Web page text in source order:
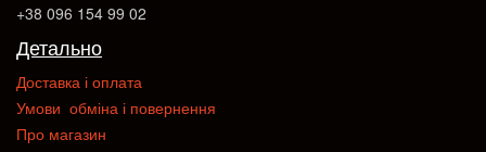
+38 096 154 99 02
Детально
Доставка і оплата
Умови обміна і повернення
Про магазин